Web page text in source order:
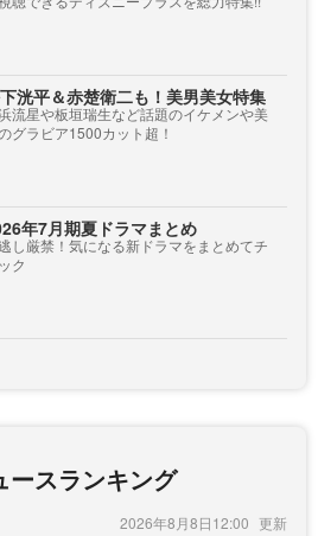
洸平＆赤楚衛二も！美男美女特集
流星や板垣瑞生など話題のイケメンや美
グラビア1500カット超！
年7月期夏ドラマまとめ
し厳禁！気になる新ドラマをまとめてチ
ク
ースランキング
2026年8月8日12:00